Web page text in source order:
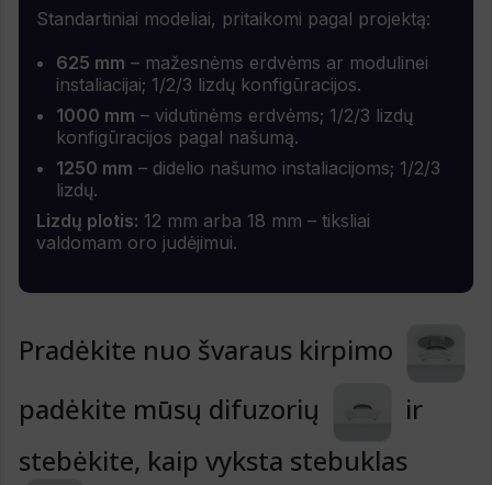
Standartiniai modeliai, pritaikomi pagal projektą:
625 mm – mažesnėms erdvėms ar modulinei
instaliacijai; 1/2/3 lizdų konfigūracijos.
1000 mm – vidutinėms erdvėms; 1/2/3 lizdų
konfigūracijos pagal našumą.
1250 mm – didelio našumo instaliacijoms; 1/2/3
lizdų.
Lizdų plotis: 12 mm arba 18 mm – tiksliai
valdomam oro judėjimui.
Pradėkite nuo švaraus kirpimo
padėkite mūsų difuzorių
ir
stebėkite, kaip vyksta stebuklas